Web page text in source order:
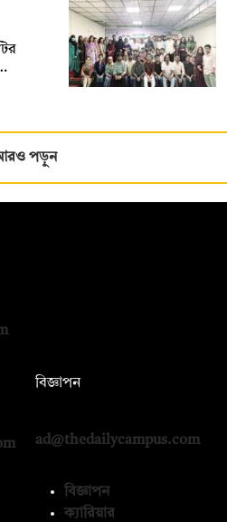
পড়ুন
বিজ্ঞাপন
ad@thedailycampus.com
বিজ্ঞাপন
ক্যারিয়ার